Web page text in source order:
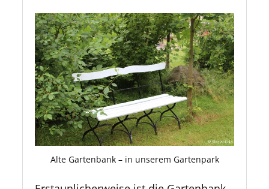
Alte Gartenbank – in unserem Gartenpark